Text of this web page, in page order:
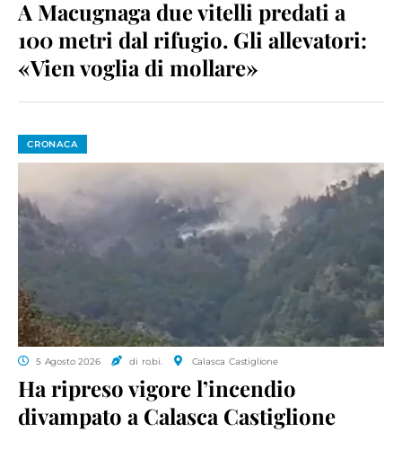
A Macugnaga due vitelli predati a
100 metri dal rifugio. Gli allevatori:
«Vien voglia di mollare»
CRONACA
5 Agosto 2026 di ro.bi. Calasca Castiglione
Ha ripreso vigore l’incendio
divampato a Calasca Castiglione